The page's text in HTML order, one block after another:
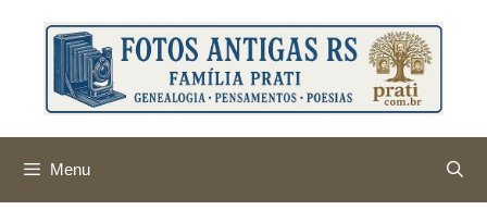
conteúdo
Menu